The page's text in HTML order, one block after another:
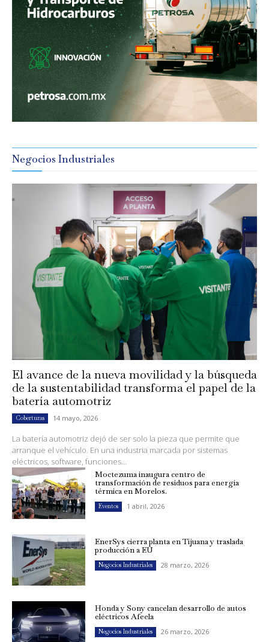
Negocios Industriales
El avance de la nueva movilidad y la búsqueda
de la sustentabilidad transforma el papel de la
batería automotriz
Coberturas 14 mayo, 2026
La batería automotriz dejó de ser solo la pieza que permite que
arranque el vehículo. En una industria marcada por sistemas
eléctricos, software, funciones...
Moctezuma inaugura centro de
transformación de residuos para energía
térmica en Morelos.
Eventos 1 abril, 2026
EnerSys cierra planta en Tijuana y traslada
producción a EU
Negocios Industriales 28 marzo, 2026
Honda y Sony cancelan desarrollo de autos
eléctricos Afeela
Negocios Industriales 26 marzo, 2026